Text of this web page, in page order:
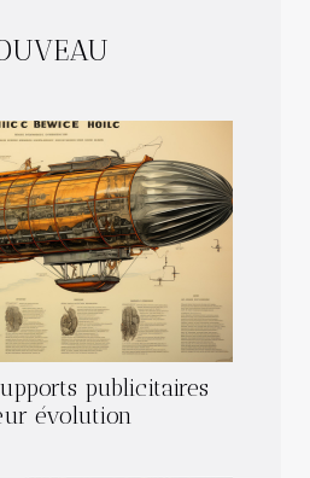
publicitaires
évolution